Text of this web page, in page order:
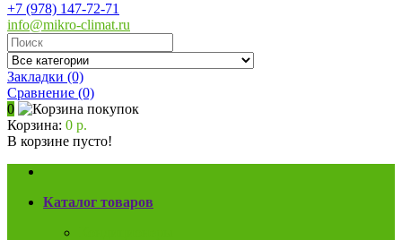
+7 (978) 147-72-71
info@mikro-climat.ru
Закладки (0)
Сравнение (0)
0
Корзина: 0 р.
В корзине пусто!
Каталог товаров